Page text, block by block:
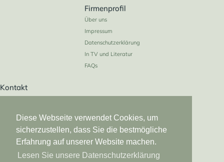
Diese Webseite verwendet Cookies, um
sicherzustellen, dass Sie die bestmögliche
Erfahrung auf unserer Website machen.
Lesen Sie unsere Datenschutzerklärung
Firmenprofil
Über uns
Impressum
Datenschutzerklärung
In TV und Literatur
FAQs
Kontakt
02223 908019
Tel. von Österreich/Schweiz
0049 2223 908019
Tel. von USA